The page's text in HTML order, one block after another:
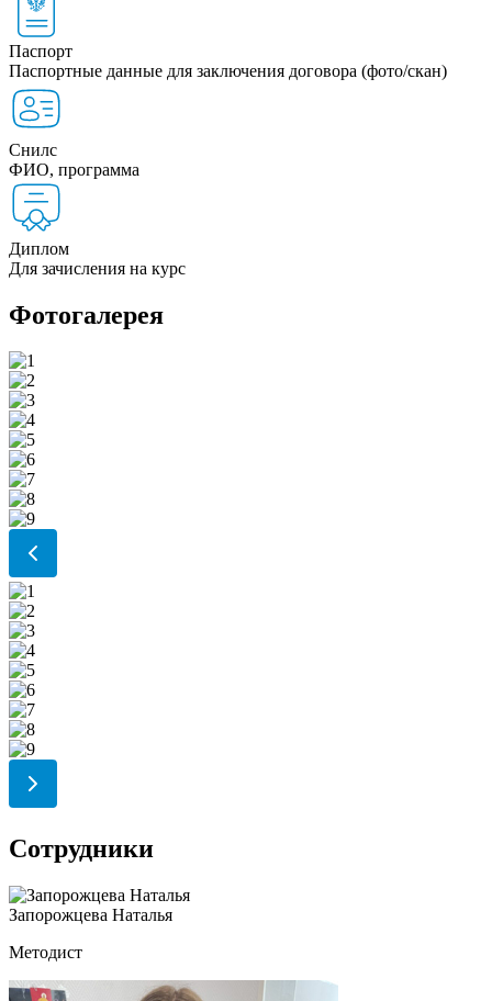
Паспорт
Паспортные данные для заключения договора (фото/скан)
Снилс
ФИО, программа
Диплом
Для зачисления на курс
Фотогалерея
Сотрудники
Запорожцева Наталья
Методист